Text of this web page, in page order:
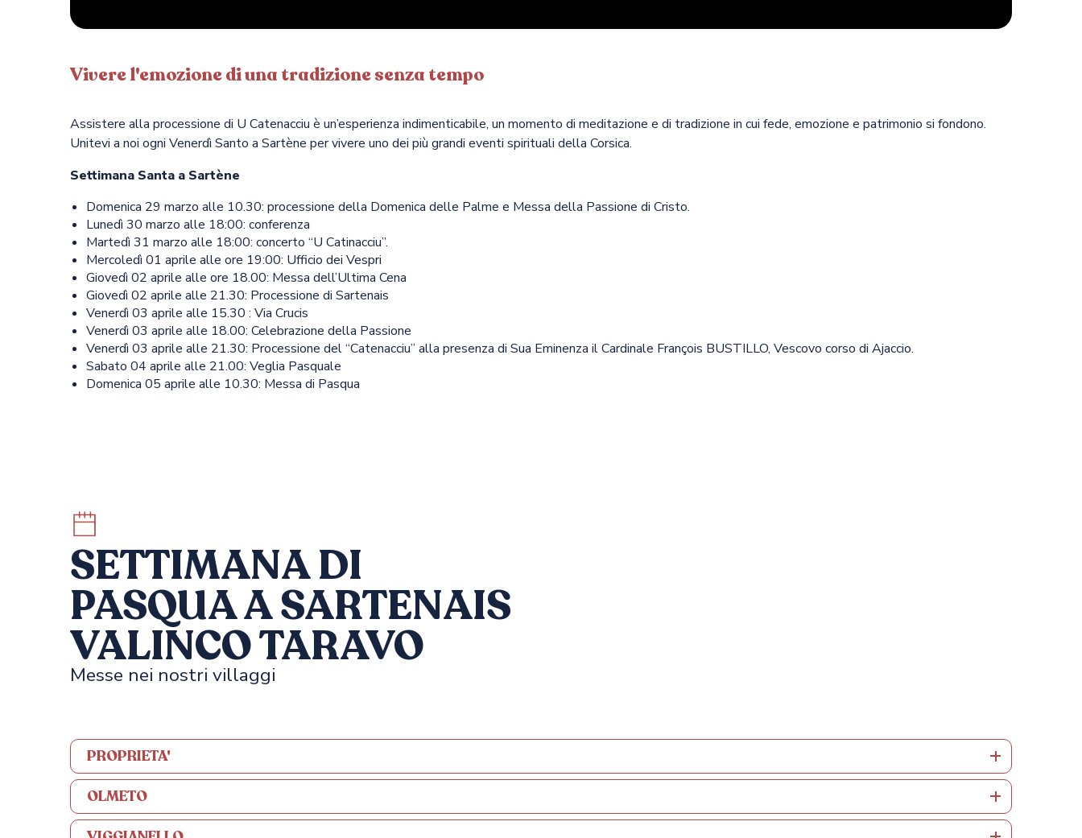
Vivere l'emozione di una tradizione senza tempo
Assistere alla processione di U Catenacciu è un’esperienza indimenticabile, un momento di meditazione e di tradizione in cui fede, emozione e patrimonio si fondono.
Unitevi a noi ogni Venerdì Santo a Sartène per vivere uno dei più grandi eventi spirituali della Corsica.
Settimana Santa a Sartène
Domenica 29 marzo alle 10.30: processione della Domenica delle Palme e Messa della Passione di Cristo.
Lunedì 30 marzo alle 18:00: conferenza
Martedì 31 marzo alle 18:00: concerto “U Catinacciu”.
Mercoledì 01 aprile alle ore 19:00: Ufficio dei Vespri
Giovedì 02 aprile alle ore 18.00: Messa dell’Ultima Cena
Giovedì 02 aprile alle 21.30: Processione di Sartenais
Venerdì 03 aprile alle 15.30 : Via Crucis
Venerdì 03 aprile alle 18.00: Celebrazione della Passione
Venerdì 03 aprile alle 21.30: Processione del “Catenacciu” alla presenza di Sua Eminenza il Cardinale François BUSTILLO, Vescovo corso di Ajaccio.
Sabato 04 aprile alle 21.00: Veglia Pasquale
Domenica 05 aprile alle 10.30: Messa di Pasqua
SETTIMANA DI
PASQUA A SARTENAIS
VALINCO TARAVO
Messe nei nostri villaggi
PROPRIETA'
OLMETO